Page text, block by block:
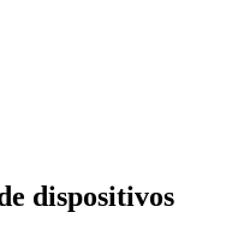
dispositivos